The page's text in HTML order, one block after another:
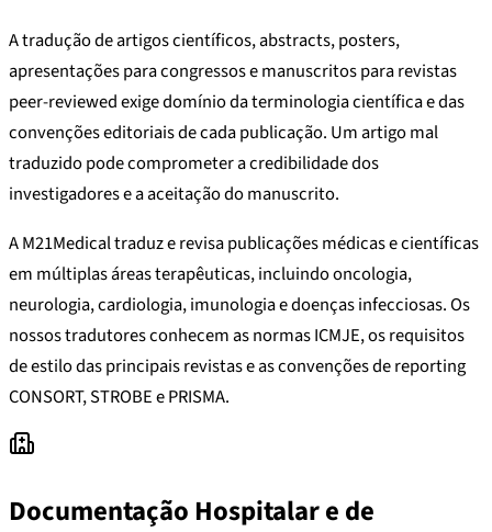
A tradução de artigos científicos, abstracts, posters,
apresentações para congressos e manuscritos para revistas
peer-reviewed exige domínio da terminologia científica e das
convenções editoriais de cada publicação. Um artigo mal
traduzido pode comprometer a credibilidade dos
investigadores e a aceitação do manuscrito.
A M21Medical traduz e revisa publicações médicas e científicas
em múltiplas áreas terapêuticas, incluindo oncologia,
neurologia, cardiologia, imunologia e doenças infecciosas. Os
nossos tradutores conhecem as normas ICMJE, os requisitos
de estilo das principais revistas e as convenções de reporting
CONSORT, STROBE e PRISMA.
Documentação Hospitalar e de